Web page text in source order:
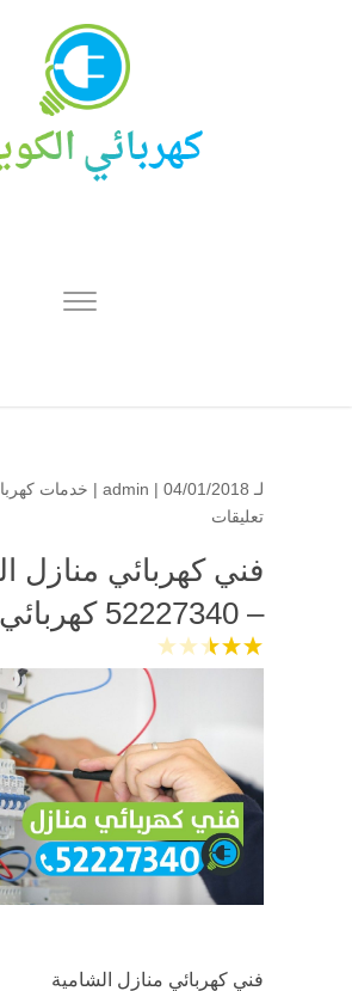
لـ admin | 04/01/2018 | خدمات
تعليقات
فني كهربائي منازل
– 52227340 كهربائي منازل
فني كهربائي منازل الشامية